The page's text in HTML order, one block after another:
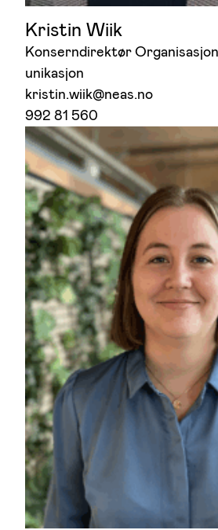
Kristin Wiik
Konserndirektør
unikasjon
kristin.wiik@neas.no
992 81 560